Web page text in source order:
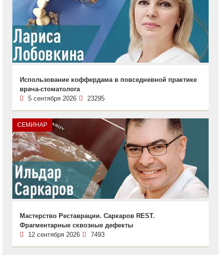
Использование коффердама в повседневной практике
врача-стоматолога
5 сентября 2026
23295
СЕМИНАР
Мастерство Реставрации. Саркаров REST.
Фрагментарные сквозные дефекты
12 сентября 2026
7493